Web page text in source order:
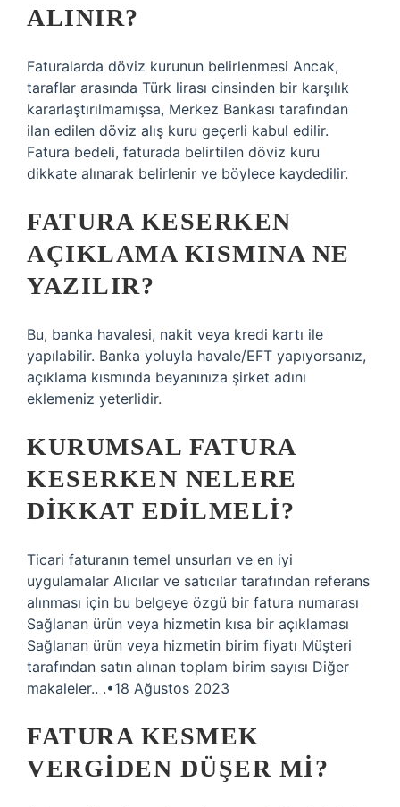
ALINIR?
Faturalarda döviz kurunun belirlenmesi Ancak,
taraflar arasında Türk lirası cinsinden bir karşılık
kararlaştırılmamışsa, Merkez Bankası tarafından
ilan edilen döviz alış kuru geçerli kabul edilir.
Fatura bedeli, faturada belirtilen döviz kuru
dikkate alınarak belirlenir ve böylece kaydedilir.
FATURA KESERKEN
AÇIKLAMA KISMINA NE
YAZILIR?
Bu, banka havalesi, nakit veya kredi kartı ile
yapılabilir. Banka yoluyla havale/EFT yapıyorsanız,
açıklama kısmında beyanınıza şirket adını
eklemeniz yeterlidir.
KURUMSAL FATURA
KESERKEN NELERE
DIKKAT EDILMELI?
Ticari faturanın temel unsurları ve en iyi
uygulamalar Alıcılar ve satıcılar tarafından referans
alınması için bu belgeye özgü bir fatura numarası
Sağlanan ürün veya hizmetin kısa bir açıklaması
Sağlanan ürün veya hizmetin birim fiyatı Müşteri
tarafından satın alınan toplam birim sayısı Diğer
makaleler.. .•18 Ağustos 2023
FATURA KESMEK
VERGIDEN DÜŞER MI?